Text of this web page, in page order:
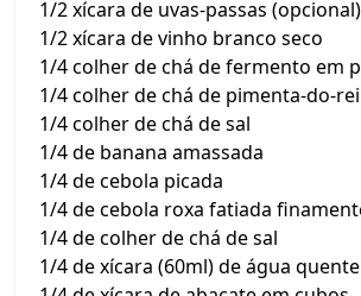
1/2 xícara de uvas-passas (opcional)
1/2 xícara de vinho branco seco
1/4 colher de chá de fermento em
1/4 colher de chá de pimenta-do-
1/4 colher de chá de sal
1/4 de banana amassada
1/4 de cebola picada
1/4 de cebola roxa fatiada
1/4 de colher de chá de sal
1/4 de xícara (60ml) de água quente